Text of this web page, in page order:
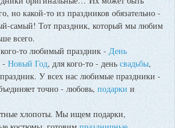
но какой-то из праздников обязательно -
самый! Тот праздник, который мы любим
всего.
то любимый праздник - День
-Новый Год, для кого-то - деньсвадьбы,
У всех нас любимые праздники -
точно - любовь,подаркии
хлопоты. Мы ищем подарки,